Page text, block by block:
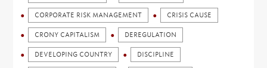
CORPORATE RISK MANAGEMENT CRISIS CAUSE
CRONY CAPITALISM DEREGULATION
DEVELOPING COUNTRY DISCIPLINE